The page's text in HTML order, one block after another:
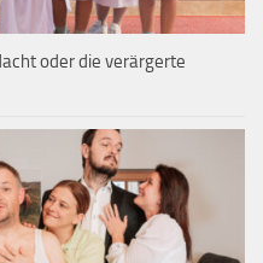
oder die verärgerte